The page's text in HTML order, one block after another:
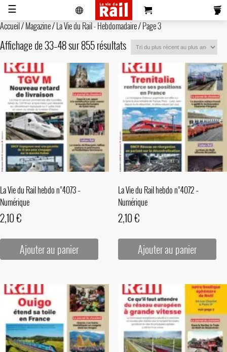
Vidéos
Pro
&
Annonces
Newsletters
S'abonner
Se
réabonner
☰
Accueil/Magazine/La Vie du Rail - Hebdomadaire/ Page 3
Affichage de 33–48 sur 855 résultats
La Vie du Rail hebdo n°4073 –
Numérique
2,10€
Ajouter au panier
La Vie du Rail hebdo n°4072 –
Numérique
2,10€
Ajouter au panier